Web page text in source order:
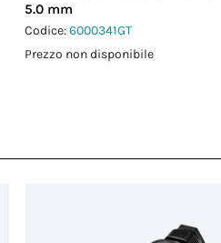
5.0 mm
Codice:6000341GT
Prezzo non disponibile